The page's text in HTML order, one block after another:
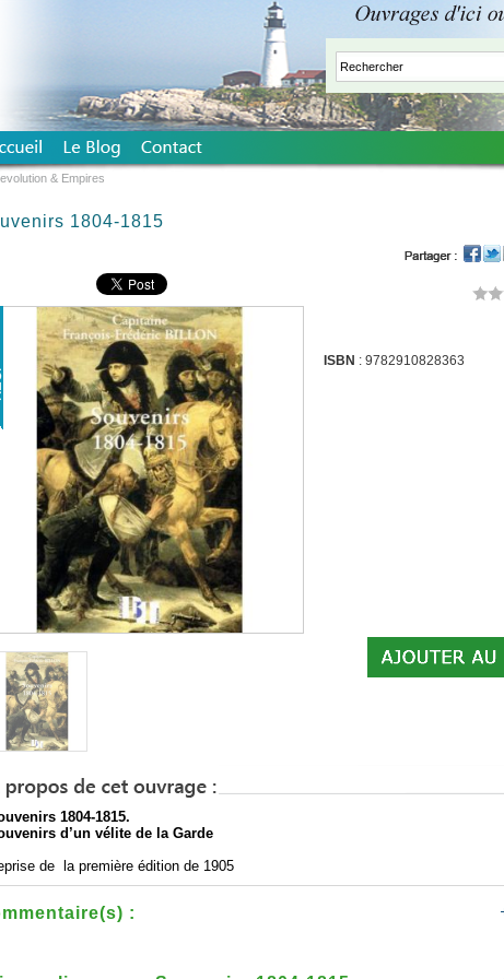
1804-1815
ISBN : 9782910828363
1804-1815.
d’un vélite de la Garde
de la première édition de 1905
:
& Empires